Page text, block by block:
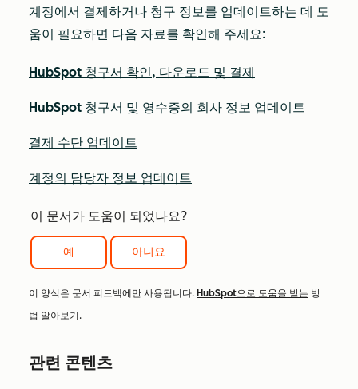
계정에서 결제하거나 청구 정보를 업데이트하는 데 도
움이 필요하면 다음 자료를 확인해 주세요:
HubSpot 청구서 확인, 다운로드 및 결제
HubSpot 청구서 및 영수증의 회사 정보 업데이트
결제 수단 업데이트
계정의 담당자 정보 업데이트
이 문서가 도움이 되었나요?
예 아니요
이 양식은 문서 피드백에만 사용됩니다. HubSpot으로 도움을 받는 방
법 알아보기.
관련 콘텐츠